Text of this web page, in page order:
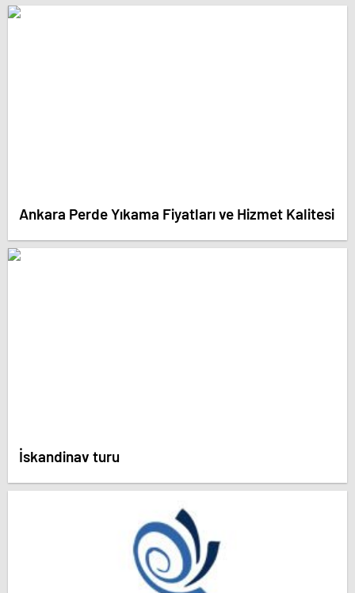
Ankara Perde Yıkama Fiyatları ve Hizmet Kalitesi
İskandinav turu